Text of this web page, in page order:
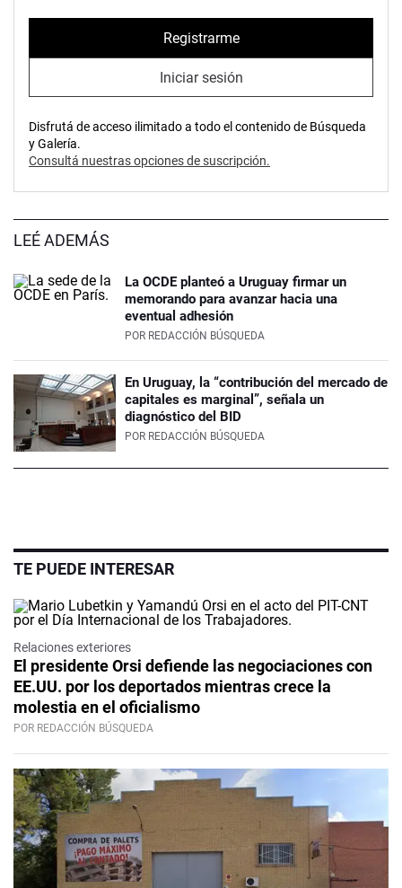
Registrarme
Iniciar sesión
Disfrutá de acceso ilimitado a todo el contenido de Búsqueda
y Galería.
Consultá nuestras opciones de suscripción.
LEÉ ADEMÁS
La OCDE planteó a Uruguay firmar un
memorando para avanzar hacia una
eventual adhesión
POR REDACCIÓN BÚSQUEDA
En Uruguay, la “contribución del mercado de
capitales es marginal”, señala un
diagnóstico del BID
POR REDACCIÓN BÚSQUEDA
TE PUEDE INTERESAR
Relaciones exteriores
El presidente Orsi defiende las negociaciones con
EE.UU. por los deportados mientras crece la
molestia en el oficialismo
POR REDACCIÓN BÚSQUEDA